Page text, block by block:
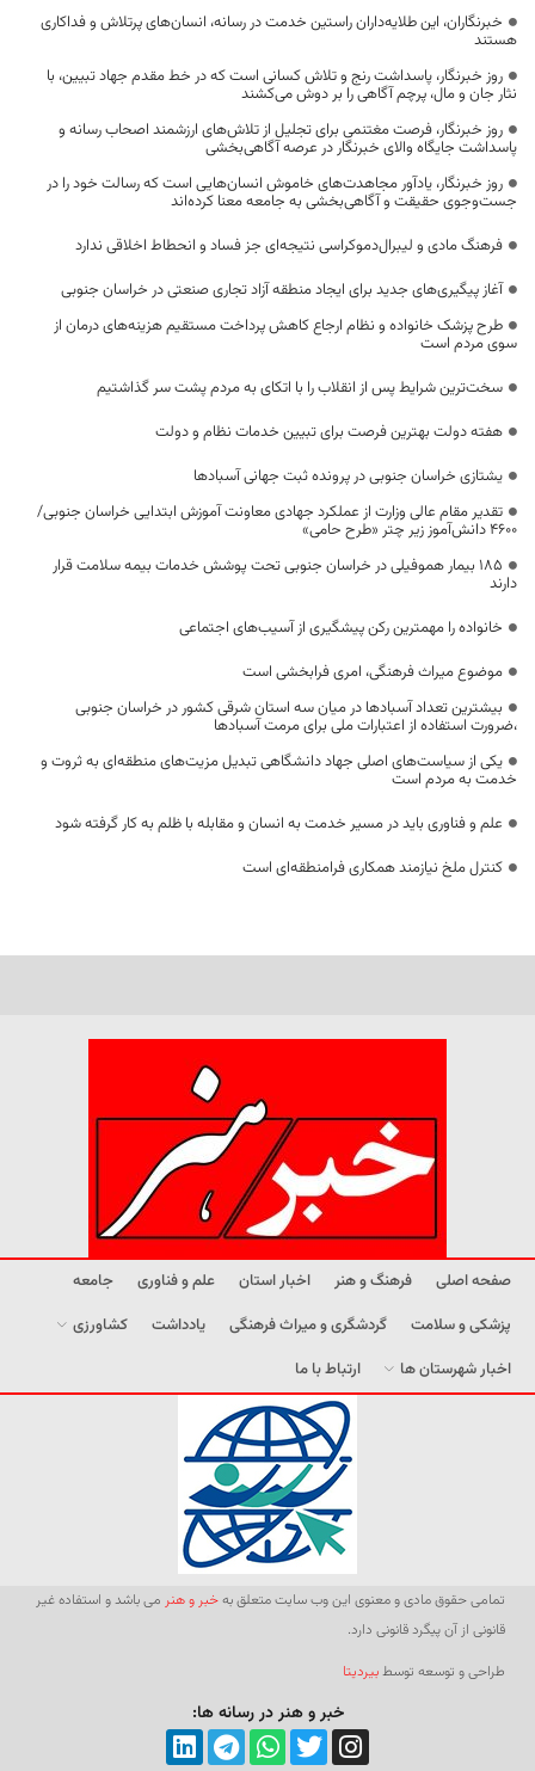
خبرنگاران، این طلایه‌داران راستین خدمت در رسانه، انسان‌های پرتلاش و فداکاری
هستند
روز خبرنگار، پاسداشت رنج و تلاش کسانی است که در خط مقدم جهاد تبیین، با
نثار جان و مال، پرچم آگاهی را بر دوش می‌کشند
روز خبرنگار، فرصت مغتنمی برای تجلیل از تلاش‌های ارزشمند اصحاب رسانه و
پاسداشت جایگاه والای خبرنگار در عرصه آگاهی‌بخشی
روز خبرنگار، یادآور مجاهدت‌های خاموش انسان‌هایی است که رسالت خود را در
جست‌وجوی حقیقت و آگاهی‌بخشی به جامعه معنا کرده‌اند
فرهنگ مادی و لیبرال‌دموکراسی نتیجه‌ای جز فساد و انحطاط اخلاقی ندارد
آغاز پیگیری‌های جدید برای ایجاد منطقه آزاد تجاری صنعتی در خراسان جنوبی
طرح پزشک خانواده و نظام ارجاع کاهش پرداخت مستقیم هزینه‌های درمان از
سوی مردم است
سخت‌ترین شرایط پس از انقلاب را با اتکای به مردم پشت سر گذاشتیم
هفته دولت بهترین فرصت برای تبیین خدمات نظام و دولت
یشتازی خراسان جنوبی در پرونده ثبت جهانی آسبادها
تقدیر مقام عالی وزارت از عملکرد جهادی معاونت آموزش ابتدایی خراسان جنوبی/
۴۶۰۰ دانش‌آموز زیر چتر «طرح حامی»
۱۸۵ بیمار هموفیلی در خراسان جنوبی تحت پوشش خدمات بیمه سلامت قرار
دارند
خانواده را مهمترین رکن پیشگیری از آسیب‌های اجتماعی
موضوع میراث فرهنگی، امری فرابخشی است
بیشترین تعداد آسبادها در میان سه استان شرقی کشور در خراسان جنوبی
،ضرورت استفاده از اعتبارات ملی برای مرمت آسبادها
یکی از سیاست‌های اصلی جهاد دانشگاهی تبدیل مزیت‌های منطقه‌ای به ثروت و
خدمت به مردم است
علم و فناوری باید در مسیر خدمت به انسان و مقابله با ظلم به کار گرفته شود
کنترل ملخ نیازمند همکاری فرامنطقه‌ای است
صفحه اصلی فرهنگ و هنر اخبار استان علم و فناوری
جامعه
پزشکی و سلامت
گردشگری و میراث فرهنگی یادداشت
کشاورزی
اخبار شهرستان ها
ارتباط با ما
تمامی حقوق مادی و معنوی این وب سایت متعلق بهخبر و هنر می باشد و استفاده غیر
قانونی از آن پیگرد قانونی دارد.
طراحی و توسعه توسطبیردیتا
خبر و هنر در رسانه ها: